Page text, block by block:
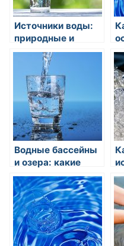
Источники воды:
природные и
искусственные
Водные бассейны
и озера: какие
источники воды
они
представляют?